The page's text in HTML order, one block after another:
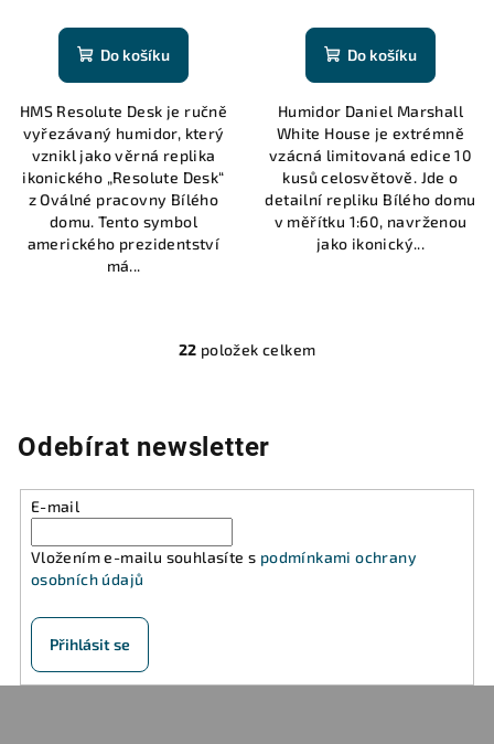
Do košíku
HMS Resolute Desk je ručně
vyřezávaný humidor, který
vznikl jako věrná replika
ikonického „Resolute Desk“
z Oválné pracovny Bílého
domu. Tento symbol
amerického prezidentství
má...
Do košíku
Humidor Daniel Marshall
White House je extrémně
vzácná limitovaná edice 10
kusů celosvětově. Jde o
detailní repliku Bílého domu
v měřítku 1:60, navrženou
jako ikonický...
O
á
d
a
p
v
22 položek celkem
Odebírat newsletter
E-mail
Vložením e-mailu souhlasíte s podmínkami ochrany
osobních údajů
Přihlásit se